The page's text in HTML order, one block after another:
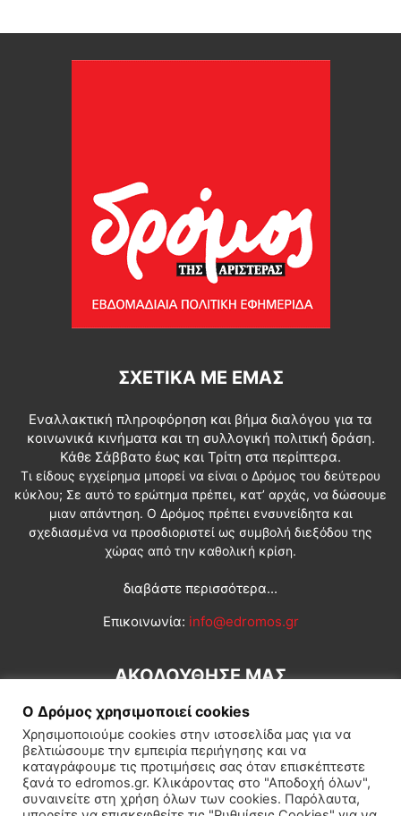
ΣΧΕΤΙΚΆ ΜΕ ΕΜΆΣ
Εναλλακτική πληροφόρηση και βήμα διαλόγου για τα
κοινωνικά κινήματα και τη συλλογική πολιτική δράση.
Κάθε Σάββατο έως και Τρίτη στα περίπτερα.
Τι είδους εγχείρημα μπορεί να είναι ο Δρόμος του δεύτερου
κύκλου; Σε αυτό το ερώτημα πρέπει, κατ’ αρχάς, να δώσουμε
μιαν απάντηση. Ο Δρόμος πρέπει ενσυνείδητα και
σχεδιασμένα να προσδιοριστεί ως συμβολή διεξόδου της
χώρας από την καθολική κρίση.
διαβάστε περισσότερα...
Επικοινωνία: info@edromos.gr
ΑΚΟΛΟΥΘΗΣΕ ΜΑΣ
Εγγραφή συνδρομητή Πολιτική Διεθνή Κοινωνία
Ο Δρόμος χρησιμοποιεί cookies
Χρησιμοποιούμε cookies στην ιστοσελίδα μας για να
βελτιώσουμε την εμπειρία περιήγησης και να
καταγράφουμε τις προτιμήσεις σας όταν επισκέπτεστε
ξανά το edromos.gr. Κλικάροντας στο "Αποδοχή όλων",
συναινείτε στη χρήση όλων των cookies. Παρόλαυτα,